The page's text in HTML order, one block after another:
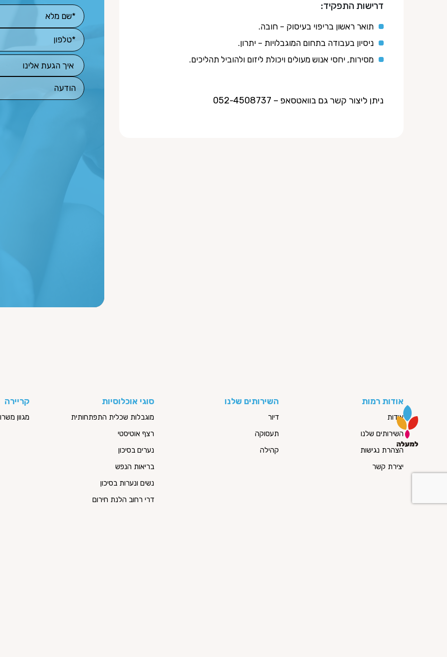
דרישות התפקיד:
תואר ראשון בריפוי בעיסוק – חובה.
ניסיון בעבודה בתחום המוגבלויות – יתרון.
מסירות, יחסי אנוש מעולים ויכולת ליזום ולהוביל תהליכים.
ניתן ליצור קשר גם בוואטסאפ – 052-4508737
אודות רמות
אודות
השירותים שלנו
הצהרת נגישות
יצירת קשר
השירותים שלנו
דיור
תעסוקה
קהילה
סוגי אוכלוסיות
מוגבלות שכלית התפתחותית
רצף אוטיסטי
נערים בסיכון
בריאות הנפש
נשים ונערות בסיכון
דרי רחוב הלנת חירום
קריירה
מגוון